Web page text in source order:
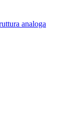
analoga